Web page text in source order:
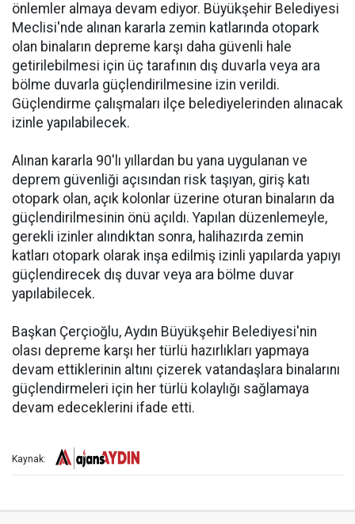
önlemler almaya devam ediyor. Büyükşehir Belediyesi
Meclisi'nde alınan kararla zemin katlarında otopark
olan binaların depreme karşı daha güvenli hale
getirilebilmesi için üç tarafının dış duvarla veya ara
bölme duvarla güçlendirilmesine izin verildi.
Güçlendirme çalışmaları ilçe belediyelerinden alınacak
izinle yapılabilecek.
Alınan kararla 90'lı yıllardan bu yana uygulanan ve
deprem güvenliği açısından risk taşıyan, giriş katı
otopark olan, açık kolonlar üzerine oturan binaların da
güçlendirilmesinin önü açıldı. Yapılan düzenlemeyle,
gerekli izinler alındıktan sonra, halihazırda zemin
katları otopark olarak inşa edilmiş izinli yapılarda yapıyı
güçlendirecek dış duvar veya ara bölme duvar
yapılabilecek.
Başkan Çerçioğlu, Aydın Büyükşehir Belediyesi'nin
olası depreme karşı her türlü hazırlıkları yapmaya
devam ettiklerinin altını çizerek vatandaşlara binalarını
güçlendirmeleri için her türlü kolaylığı sağlamaya
devam edeceklerini ifade etti.
Kaynak: